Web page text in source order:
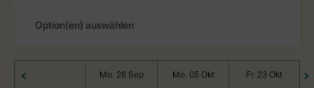
Mo. 28 Sep Mo. 05 Okt Fr. 23 Okt